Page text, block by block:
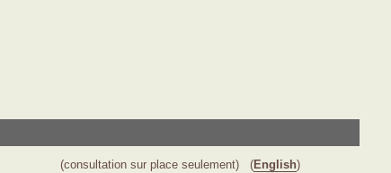
(consultation sur place seulement) (English)